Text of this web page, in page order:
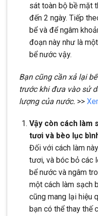
sát toàn bộ bề mặt
đến 2 ngày. Tiếp
bể và để ngâm
đoạn này như là
bể nước vậy.
Bạn cũng cần xả lại
trước khi đưa vào sử
lượng của nước. >>
Vậy còn cách làm
tươi và bèo lục
Đối với cách làm
tươi, và bóc bỏ các
bể nước và ngâm
một cách làm sạch
cũng mang lại hiệu
bạn có thể thay thế